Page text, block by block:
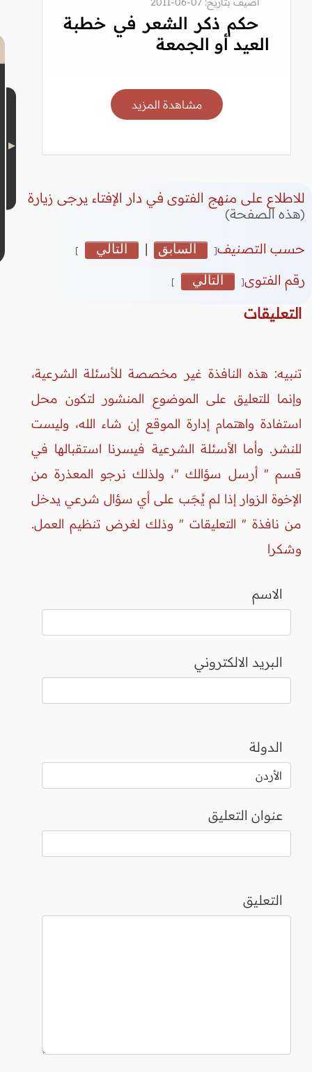
حكم ذكر الشعر في خطبة
العيد أو الجمعة
مشاهدة المزيد
للاطلاع على منهج الفتوى في دار الإفتاء يرجى زيارة
(هذه الصفحة)
حسب التصنيف[ السابق | التالي ]
رقم الفتوى[ التالي ]
التعليقات
تنبيه: هذه النافذة غير مخصصة للأسئلة الشرعية،
وإنما للتعليق على الموضوع المنشور لتكون محل
استفادة واهتمام إدارة الموقع إن شاء الله، وليست
للنشر. وأما الأسئلة الشرعية فيسرنا استقبالها في
قسم " أرسل سؤالك "، ولذلك نرجو المعذرة من
الإخوة الزوار إذا لم يُجَب على أي سؤال شرعي يدخل
من نافذة " التعليقات " وذلك لغرض تنظيم العمل.
وشكرا
الاسم
البريد الالكتروني
الدولة
عنوان التعليق
التعليق